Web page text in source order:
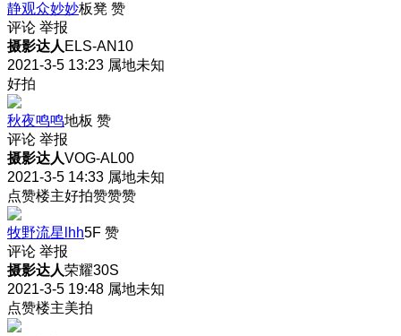
静观众妙妙板凳 赞
评论 举报
摄影达人 ELS-AN10
2021-3-5 13:23 属地未知
好拍
秋夜鸣鸣地板 赞
评论 举报
摄影达人VOG-AL00
2021-3-5 14:33 属地未知
点赞楼主好拍赞赞赞
牧野流星lhh5F 赞
评论 举报
摄影达人荣耀30S
2021-3-5 19:48 属地未知
点赞楼主美拍